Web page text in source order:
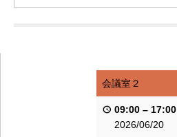
会議室２
09:00 – 17:00
2026/06/20